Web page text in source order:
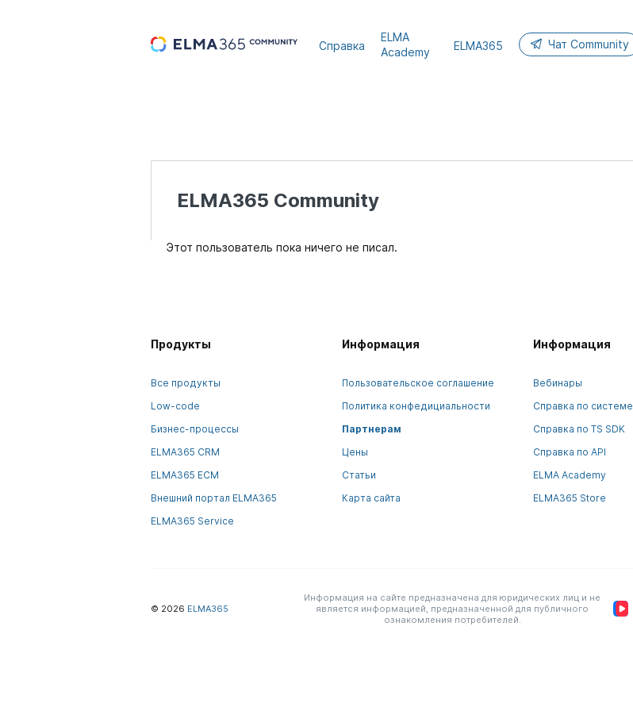
Справка
ELMA
Academy
ELMA365 Чат Community
ELMA365 Community
Этот пользователь пока ничего не писал.
Продукты
Все продукты
Low-code
Бизнес-процессы
ELMA365 CRM
ELMA365 ECM
Внешний портал ELMA365
ELMA365 Service
Информация
Пользовательское соглашение
Политика конфедициальности
Партнерам
Цены
Статьи
Карта сайта
Информация
Вебинары
Справка по системе
Справка по TS SDK
Справка по API
ELMA Academy
ELMA365 Store
© 2026 ELMA365
Информация на сайте предназначена для юридических лиц и не
является информацией, предназначенной для публичного
ознакомления потребителей.